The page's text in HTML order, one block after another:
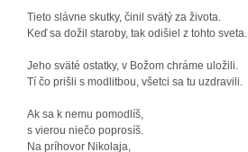
Tieto slávne skutky, činil svätý za života.
Keď sa dožil staroby, tak odišiel z tohto sveta.
Jeho sväté ostatky, v Božom chráme uložili.
Tí čo prišli s modlitbou, všetci sa tu uzdravili.
Ak sa k nemu pomodlíš,
s vierou niečo poprosíš.
Na príhovor Nikolaja,